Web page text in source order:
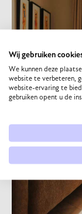
Wij gebruiken
We kunnen deze
website te verbeteren,
website-ervaring te
gebruiken opent u de